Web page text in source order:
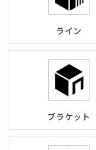
ライン
ブラケット